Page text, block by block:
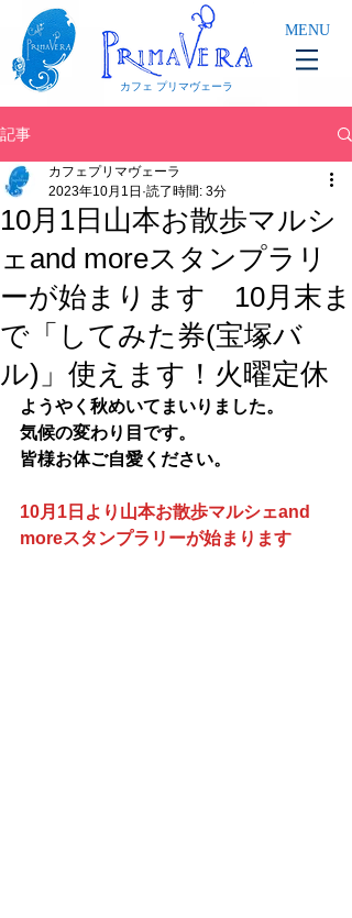
カフェ プリマヴェーラ
MENU
記事
10月1日山本お散歩マルシ
ェand moreスタンプラリ
ーが始まります 10月末ま
で「してみた券(宝塚バ
ル)」使えます！火曜定休
カフェプリマヴェーラ
2023年10月1日 読了時間: 3分
ようやく秋めいてまいりました。
気候の変わり目です。
皆様お体ご自愛ください。
10月1日より山本お散歩マルシェand
moreスタンプラリーが始まります